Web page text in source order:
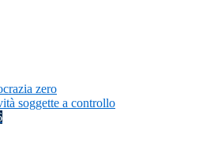
zero
soggette a controllo